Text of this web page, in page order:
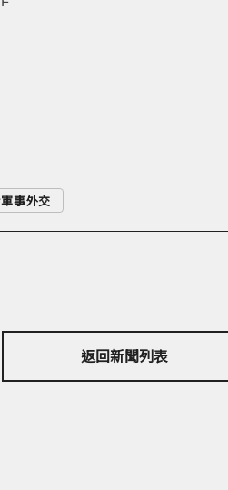
軍事外交
返回新聞列表